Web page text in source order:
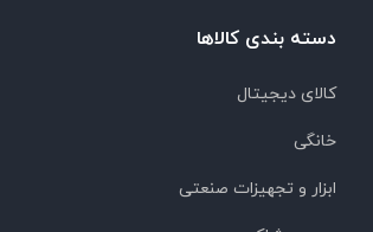
دسته بندی کالاها
کالای دیجیتال
خانگی
ابزار و تجهیزات صنعتی